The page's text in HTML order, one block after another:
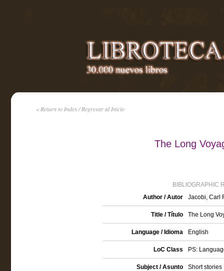
« Return to Index / Regresar al Inicio
The Long
BIBLIOGRAPHIC
Author / Autor
Jacobi, Carl
Title / Título The Long
Language / Idioma English
LoC Class PS:
Subject / Asunto Short stories